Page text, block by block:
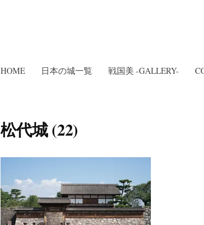
HOME 日本の城一覧 戦国美 -GALLERY-
松代城 (22)